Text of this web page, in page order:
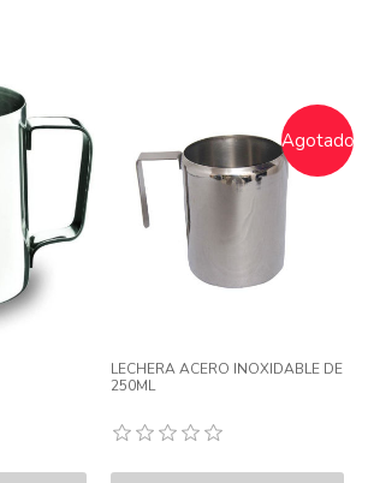
Agotado
LECHERA ACERO INOXIDABLE DE
250ML